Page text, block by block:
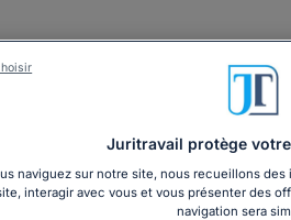
Juritravail protège
naviguez sur notre site, nous recueillons
interagir avec vous et vous présenter des
navigation sera